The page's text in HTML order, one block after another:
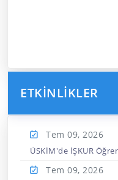
ETKINLIKLER
Tem 09, 2026
ÜSKİM'de İŞKUR
Tem 09, 2026